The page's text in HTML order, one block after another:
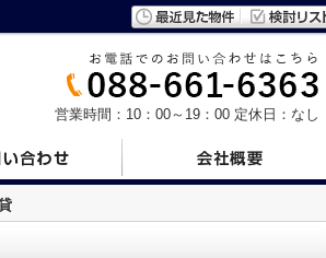
営業時間：10：00～19：00 定休日：なし